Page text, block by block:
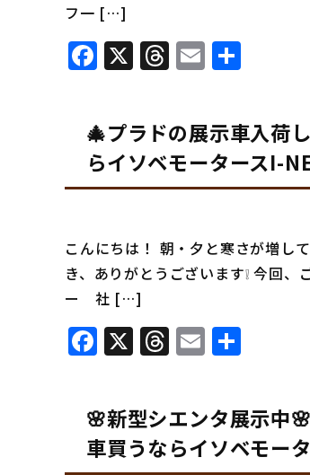
フ一 […]
Facebook
X Threads
Email
🎄プラドの展示車入荷
らイソベモータースI-
こんにちは！ 朝・夕と寒さが増し
き、ありがとうございます❕ 今回
ー 社 […]
Facebook
X Threads
Email
🌸新型シエンタ展示中
車買うならイソベモー